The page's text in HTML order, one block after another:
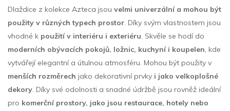
Dlaždice z kolekce Azteca jsou velmi univerzální a mohou být
použity v různých typech prostor. Díky svým vlastnostem jsou
vhodné k použití v interiéru i exteriéru. Skvěle se hodí do
moderních obývacích pokojů, ložnic, kuchyní i koupelen, kde
vytvářejí elegantní a útulnou atmosféru. Mohou být použity v
menších rozměrech jako dekorativní prvky i jako velkoplošné
dekory. Díky své odolnosti a snadné údržbě jsou rovněž ideální
pro komerční prostory, jako jsou restaurace, hotely nebo